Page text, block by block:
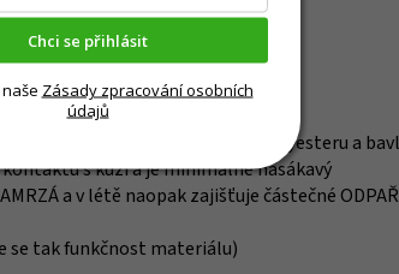
ze 100% polyamidu, 100% polyesteru a
s kůží a je minimálně nasákavý
a v létě naopak zajišťuje částečné
se tak funkčnost materiálu)
Chci se přihlásit
Zásady zpracování osobních
údajů